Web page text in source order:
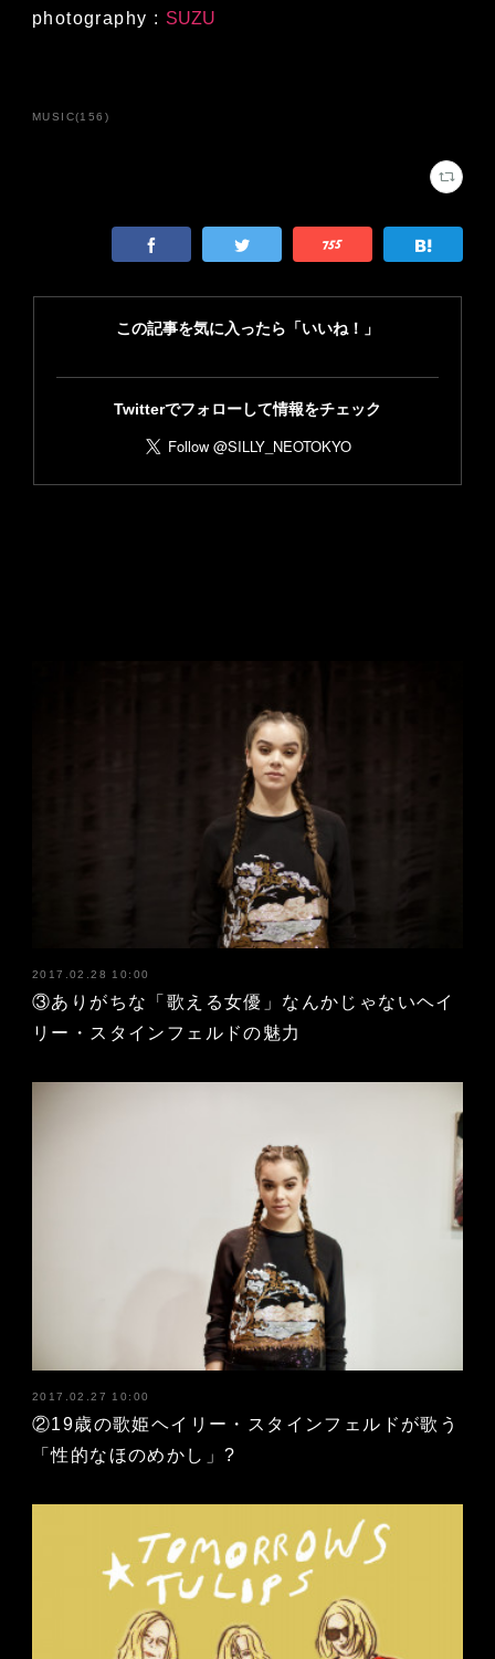
photography : SUZU
MUSIC(156 )
2017.02.28 10:00
③ありがちな「歌える女優」なんかじゃないヘイ
リー・スタインフェルドの魅力
2017.02.27 10:00
②19歳の歌姫ヘイリー・スタインフェルドが歌う
「性的なほのめかし」?